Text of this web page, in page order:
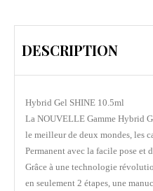
DESCRIPTION
Hybrid Gel SHINE 10.5ml
La NOUVELLE Gamme Hybrid
le meilleur de deux mondes, les
Permanent avec la facile pose et
Grâce à une technologie
en seulement 2 étapes, une